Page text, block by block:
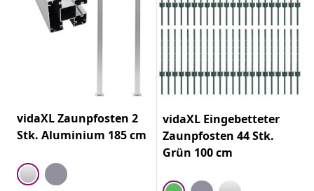
vidaXL Zaunpfosten 2
Stk. Aluminium 185 cm
vidaXL Eingebetteter
Zaunpfosten 44 Stk.
Grün 100 cm